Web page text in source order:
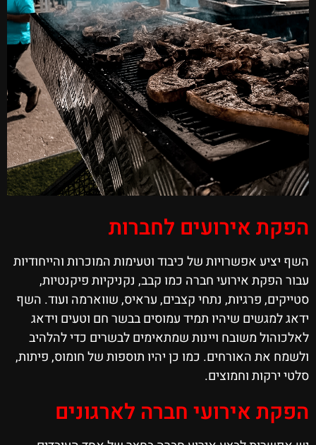
הפקת אירועים לחברות
השף יציע אפשרויות של כיבוד וטעימות המוכרות והייחודיות
עבור הפקת אירועי חברה כמו קבב, נקניקיות פיקנטיות,
סטייקים, פרגיות, נתחי קצבים, עראיס, שווארמה ועוד. השף
ידאג למגשים שיהיו תמיד עמוסים בבשר חם וטעים וידאג
לאלכוהול משובח ויינות שמתאימים לבשרים כדי להלהיב
ולשמח את האורחים. כמו כן יהיו תוספות של חומוס, פיתות,
סלטי ירקות וחמוצים.
הפקת אירועי חברה לארגונים